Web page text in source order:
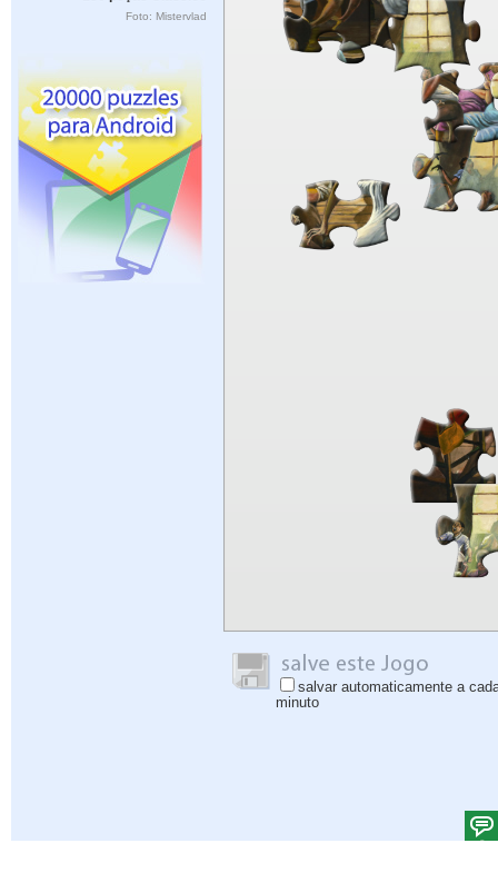
Foto: Mistervlad
salvar automaticamente a
minuto